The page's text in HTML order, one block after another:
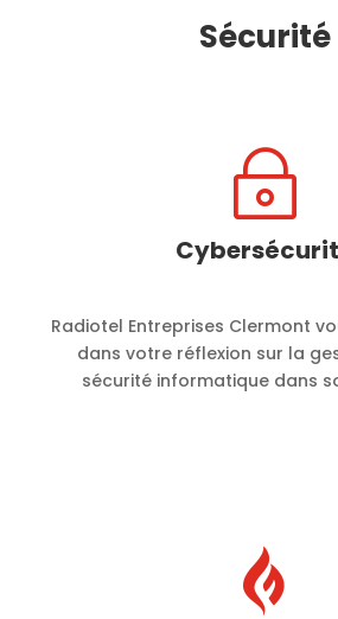
Sécurité
~
Radiotel Entreprises Clermont
dans votre réflexion sur la
sécurité informatique dans
